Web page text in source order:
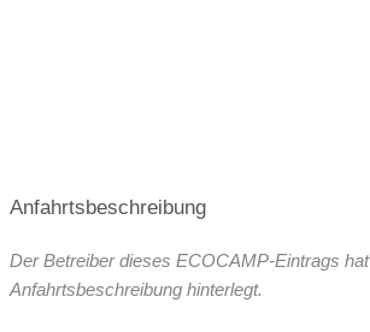
Anfahrtsbeschreibung
Der Betreiber dieses ECOCAMP-Eintrags
Anfahrtsbeschreibung hinterlegt.